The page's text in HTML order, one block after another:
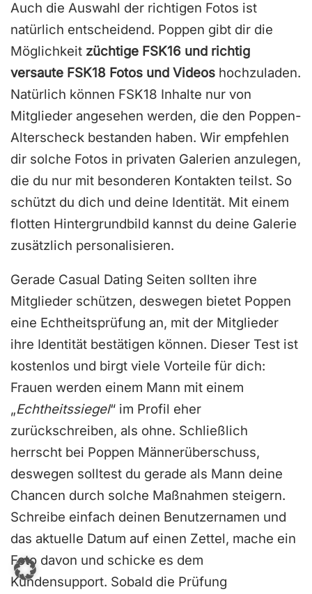
Auch die Auswahl der richtigen Fotos ist
natürlich entscheidend. Poppen gibt dir die
Möglichkeit züchtige FSK16 und richtig
versaute FSK18 Fotos und Videos hochzuladen.
Natürlich können FSK18 Inhalte nur von
Mitglieder angesehen werden, die den Poppen-
Alterscheck bestanden haben. Wir empfehlen
dir solche Fotos in privaten Galerien anzulegen,
die du nur mit besonderen Kontakten teilst. So
schützt du dich und deine Identität. Mit einem
flotten Hintergrundbild kannst du deine Galerie
zusätzlich personalisieren.
Gerade Casual Dating Seiten sollten ihre
Mitglieder schützen, deswegen bietet Poppen
eine Echtheitsprüfung an, mit der Mitglieder
ihre Identität bestätigen können. Dieser Test ist
kostenlos und birgt viele Vorteile für dich:
Frauen werden einem Mann mit einem
„Echtheitssiegel“ im Profil eher
zurückschreiben, als ohne. Schließlich
herrscht bei Poppen Männerüberschuss,
deswegen solltest du gerade als Mann deine
Chancen durch solche Maßnahmen steigern.
Schreibe einfach deinen Benutzernamen und
das aktuelle Datum auf einen Zettel, mache ein
Foto davon und schicke es dem
Kundensupport. Sobald die Prüfung